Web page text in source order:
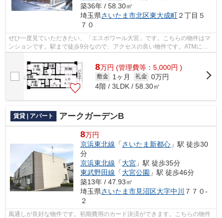
築36年 / 58.30㎡
埼玉県さいたま市北区東大成町２丁目５
７０
ぜひ一度見ていただきたい、「エスポワール大宮」です。こちらの物件はマ
ンションです。駅まで徒歩9分なので、アクセスの良い物件です。ATMに行
8万円 (管理費等：5,000円 )
敷金 1ヶ月 礼金 0万円
4階 / 3LDK / 58.30㎡
賃貸 | アパート アークガーデンB
8万円
京浜東北線 「さいたま新都心 」駅 徒歩30
分
京浜東北線 「大宮 」駅 徒歩35分
東武野田線 「大宮公園 」駅 徒歩46分
築13年 / 47.93㎡
埼玉県さいたま市見沼区大字中川
７７０-
２
風通しが良好な物件です。初期費用のカード決済ができます。こちらの物件